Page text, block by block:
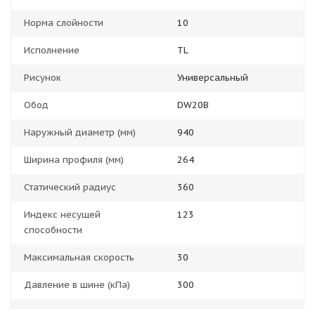
Норма слойности 10
Исполнение TL
Рисунок Универсальный
Обод DW20B
Наружный диаметр (мм) 940
Ширина профиля (мм) 264
Статический радиус 360
Индекс несущей
способности
123
Максимальная скорость 30
Давление в шине (кПа) 300